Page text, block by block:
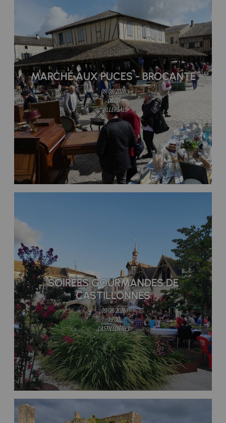
MARCHÉ AUX PUCES - BROCANTE
09/08/2026
08:00
VILLEREAL
SOIRÉES GOURMANDES DE
CASTILLONNÈS
09/08/2026
19:00
CASTILLONNES